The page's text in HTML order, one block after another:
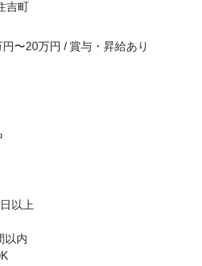
吉町
円〜20万円 / 賞与・昇給あり
以上
以内